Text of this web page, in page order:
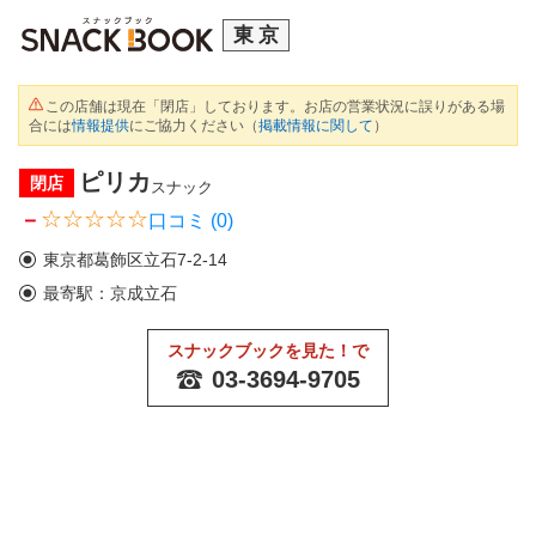
東京
この店舗は現在「閉店」しております。お店の営業状況に誤りがある場
合には情報提供にご協力ください（掲載情報に関して ）
閉店 ピリカ スナック
－ 口コミ (0)
東京都葛飾区立石7-2-14
最寄駅：京成立石
スナックブックを見た！で
03-3694-9705